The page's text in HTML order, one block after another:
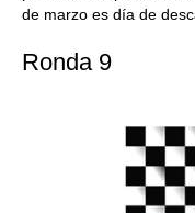
de marzo es día de
Ronda 9